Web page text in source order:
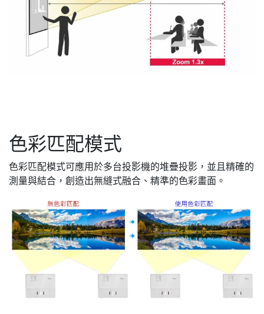
色彩匹配模式
色彩匹配模式可應用於多台投影機的堆疊投影，並且精確的
測量與結合，創造出無縫式融合、精準的色彩畫面。